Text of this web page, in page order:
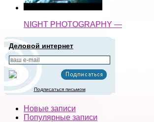
NIGHT PHOTOGRAPHY —
Деловой интернет
Подписаться письмом
Новые записи
Популярные записи